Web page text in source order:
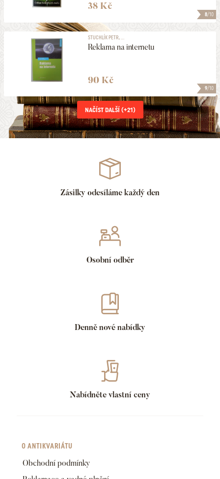
8/10
38 Kč
9/10
STUCHLÍK PETR, ...
Reklama na internetu
90 Kč
NAČÍST DALŠÍ (+21)
Zásilky odesíláme každý den
Osobní odběr
Denně nové nabídky
Nabídněte vlastní ceny
O ANTIKVARIÁTU
Obchodní podmínky